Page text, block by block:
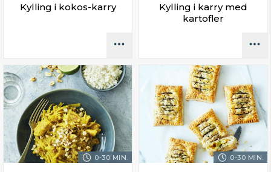
Kylling i kokos-karry
Kylling i karry med
kartofler
0-30 MIN. 0-30 MIN.